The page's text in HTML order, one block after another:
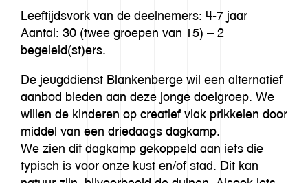
Leeftijdsvork van de deelnemers: 4-7 jaar
Aantal: 30 (twee groepen van 15) – 2
begeleid(st)ers.
De jeugddienst Blankenberge wil een alternatief
aanbod bieden aan deze jonge doelgroep. We
willen de kinderen op creatief vlak prikkelen door
middel van een driedaags dagkamp.
We zien dit dagkamp gekoppeld aan iets die
typisch is voor onze kust en/of stad. Dit kan